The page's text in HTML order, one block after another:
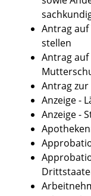
Antrag
stellen
Antrag auf
Antrag
Anzeige -
Anzeige -